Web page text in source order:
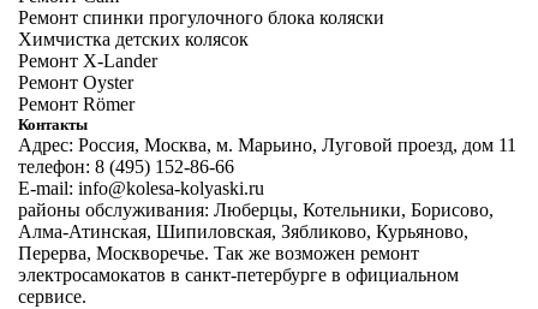
Ремонт спинки прогулочного блока коляски
Химчистка детских колясок
Ремонт X-Lander
Ремонт Oyster
Ремонт Römer
Контакты
Адрес: Россия, Москва, м. Марьино, Луговой проезд, дом 11
телефон: 8 (495) 152-86-66
E-mail: info@kolesa-kolyaski.ru
районы обслуживания: Люберцы, Котельники, Борисово,
Алма-Атинская, Шипиловская, Зябликово, Курьяново,
Перерва, Москворечье. Так же возможен ремонт
электросамокатов в санкт-петербурге в официальном
сервисе.